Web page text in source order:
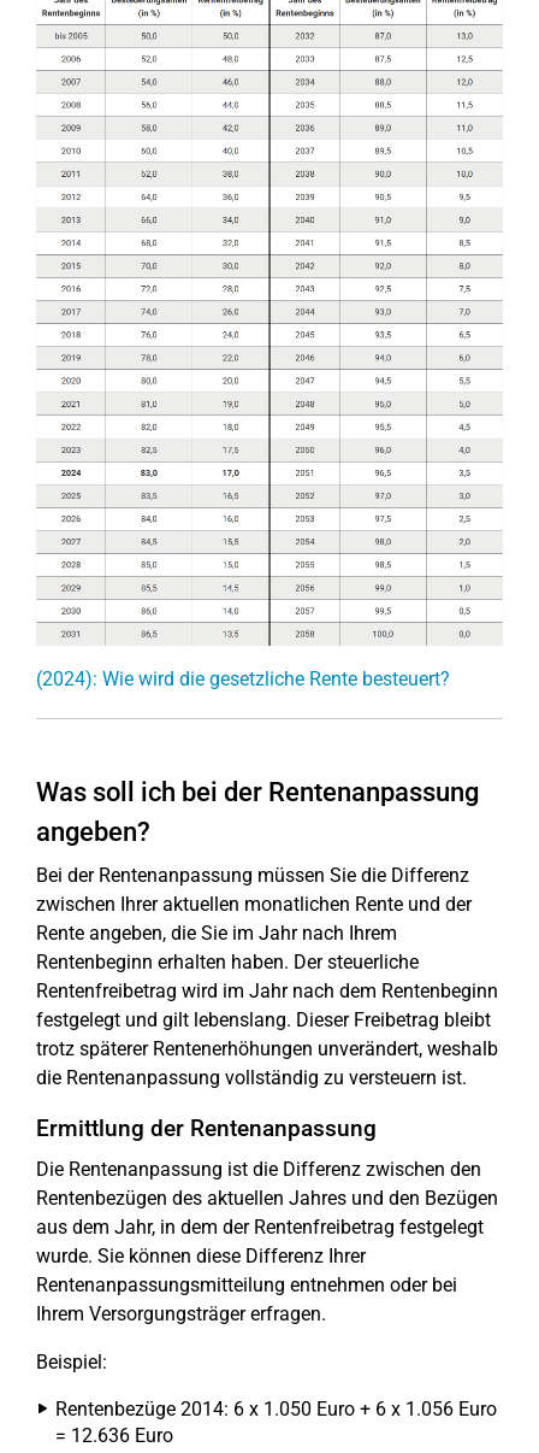
(2024): Wie wird die gesetzliche Rente besteuert?
Was soll ich bei der Rentenanpassung
angeben?
Bei der Rentenanpassung müssen Sie die Differenz
zwischen Ihrer aktuellen monatlichen Rente und der
Rente angeben, die Sie im Jahr nach Ihrem
Rentenbeginn erhalten haben. Der steuerliche
Rentenfreibetrag wird im Jahr nach dem Rentenbeginn
festgelegt und gilt lebenslang. Dieser Freibetrag bleibt
trotz späterer Rentenerhöhungen unverändert, weshalb
die Rentenanpassung vollständig zu versteuern ist.
Ermittlung der Rentenanpassung
Die Rentenanpassung ist die Differenz zwischen den
Rentenbezügen des aktuellen Jahres und den Bezügen
aus dem Jahr, in dem der Rentenfreibetrag festgelegt
wurde. Sie können diese Differenz Ihrer
Rentenanpassungsmitteilung entnehmen oder bei
Ihrem Versorgungsträger erfragen.
Beispiel:
Rentenbezüge 2014: 6 x 1.050 Euro + 6 x 1.056 Euro
= 12.636 Euro